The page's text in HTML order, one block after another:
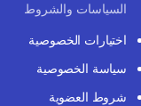
السياسات والشروط
اختيارات الخصوصية
سياسة الخصوصية
شروط العضوية